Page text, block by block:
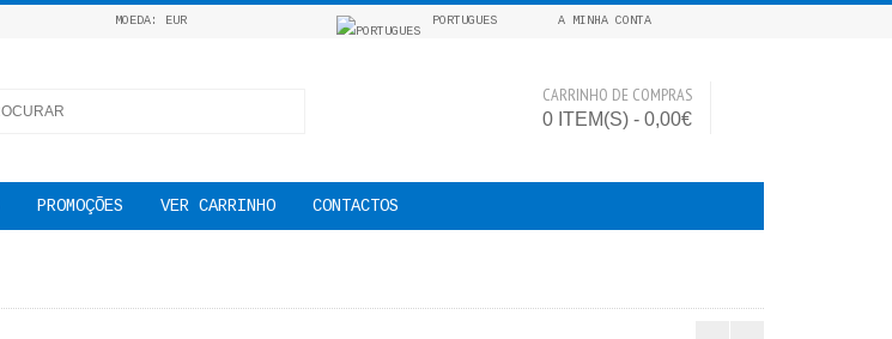
MOEDA: EUR PORTUGUES A MINHA CONTA
CARRINHO DE COMPRAS
0 ITEM(S) - 0,00€
PROMOÇÕES VER CARRINHO CONTACTOS